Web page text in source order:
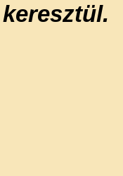
keresztül.